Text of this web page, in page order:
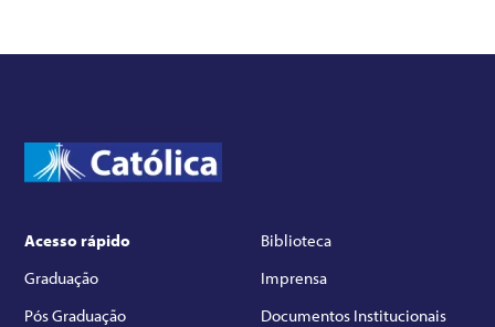
Acesso rápido
Graduação
Pós Graduação
Biblioteca
Imprensa
Documentos Institucionais